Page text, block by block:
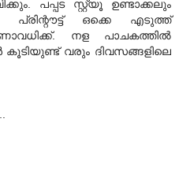
പപ്പട സ്റ്റ്യൂ ഉണ്ടാക്കലും
പ്രിന്റൗട്ട്‌ ഒക്കെ എടുത്ത്‌
ഓണാവധിക്ക്‌. നള പാചകത്തില്‍
കൂടിയുണ്ട്‌ വരും ദിവസങ്ങളിലെ